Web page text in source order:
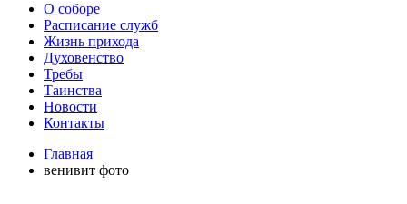
О соборе
Расписание служб
Жизнь прихода
Духовенство
Требы
Таинства
Новости
Контакты
Главная
венивит фото